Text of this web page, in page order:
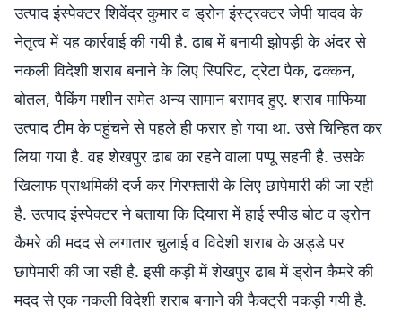
उत्पाद इंस्पेक्टर शिवेंद्र कुमार व ड्रोन इंस्ट्रक्टर जेपी यादव के
नेतृत्व में यह कार्रवाई की गयी है. ढाब में बनायी झोपड़ी के अंदर से
नकली विदेशी शराब बनाने के लिए स्पिरिट, ट्रेटा पैक, ढक्कन,
बोतल, पैकिंग मशीन समेत अन्य सामान बरामद हुए. शराब माफिया
उत्पाद टीम के पहुंचने से पहले ही फरार हो गया था. उसे चिन्हित कर
लिया गया है. वह शेखपुर ढाब का रहने वाला पप्पू सहनी है. उसके
खिलाफ प्राथमिकी दर्ज कर गिरफ्तारी के लिए छापेमारी की जा रही
है. उत्पाद इंस्पेक्टर ने बताया कि दियारा में हाई स्पीड बोट व ड्रोन
कैमरे की मदद से लगातार चुलाई व विदेशी शराब के अड्डे पर
छापेमारी की जा रही है. इसी कड़ी में शेखपुर ढाब में ड्रोन कैमरे की
मदद से एक नकली विदेशी शराब बनाने की फैक्ट्री पकड़ी गयी है.